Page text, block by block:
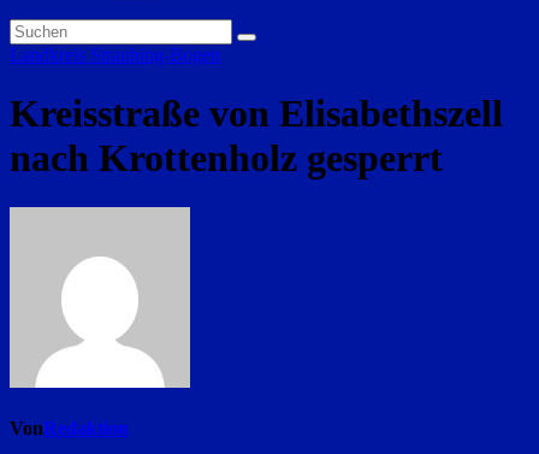
Landkreis Straubing-Bogen
Kreisstraße von Elisabethszell
nach Krottenholz gesperrt
VonRedaktion